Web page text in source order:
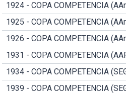
1924 - COPA COMPETENCIA
1925 - COPA COMPETENCIA
1926 - COPA COMPETENCIA
1931 - COPA COMPETENCIA
1934 - COPA COMPETENCIA
1939 - COPA COMPETENCIA